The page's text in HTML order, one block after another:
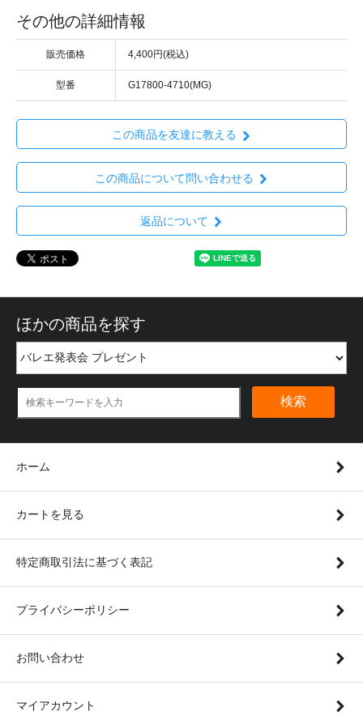
その他の詳細情報
販売価格 4,400円(税込)
型番 G17800-4710(MG)
この商品を友達に教える
この商品について問い合わせる
返品について
ほかの商品を探す
検索
ホーム
カートを見る
特定商取引法に基づく表記
プライバシーポリシー
お問い合わせ
マイアカウント